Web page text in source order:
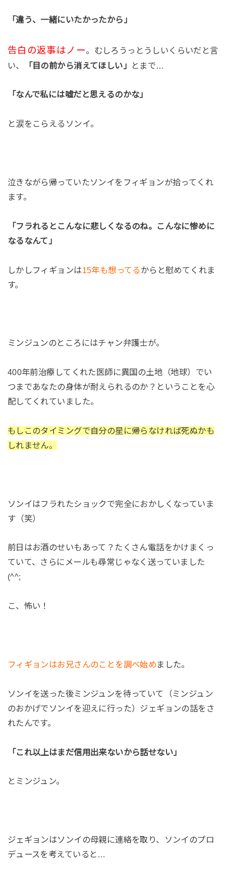
「違う、一緒にいたかったから」
告白の返事はノー。むしろうっとうしいくらいだと言
い、
「目の前から消えてほしい」 とまで…
「なんで私には嘘だと思えるのかな」
と涙をこらえるソンイ。
泣きながら帰っていたソンイをフィギョンが拾ってくれ
ます。
「フラれるとこんなに悲しくなるのね。こんなに惨めに
なるなんて」
しかしフィギョンは15年も想ってる からと慰めてくれま
す。
ミンジュンのところにはチャン弁護士が。
400年前治療してくれた医師に異国の土地（地球）でい
つまであなたの身体が耐えられるのか？ということを心
配してくれていました。
もしこのタイミングで自分の星に帰らなければ死ぬかも
しれません。
ソンイはフラれたショックで完全におかしくなっていま
す（笑）
前日はお酒のせいもあって？たくさん電話をかけまくっ
ていて、さらにメールも尋常じゃなく送っていました
(^^;
こ、怖い！
フィギョンはお兄さんのことを調べ始めました。
ソンイを送った後ミンジュンを待っていて（ミンジュン
のおかげでソンイを迎えに行った）ジェギョンの話をさ
れたんです。
「これ以上はまだ信用出来ないから話せない」
とミンジュン。
ジェギョンはソンイの母親に連絡を取り、ソンイのプロ
デュースを考えていると…